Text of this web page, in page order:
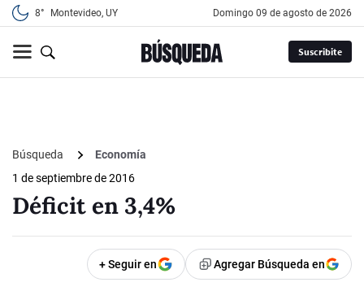
8° Montevideo, UY domingo 09 de agosto de 2026
Suscribite
Búsqueda
Economía
1 de septiembre de 2016
Déficit en 3,4%
+ Seguir en Agregar Búsqueda en